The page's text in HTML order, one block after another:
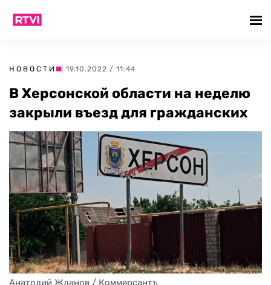
НОВОСТИ | 19.10.2022 / 11:44
В Херсонской области на неделю
закрыли въезд для гражданских
Анатолий Жданов / Коммерсантъ